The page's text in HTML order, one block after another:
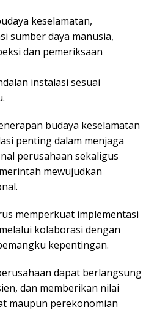
keselamatan,
sumber daya manusia,
dan pemeriksaan
instalasi sesuai
budaya keselamatan
penting dalam menjaga
perusahaan sekaligus
mewujudkan
memperkuat implementasi
kolaborasi dengan
kepentingan.
dapat berlangsung
dan memberikan nilai
maupun perekonomian